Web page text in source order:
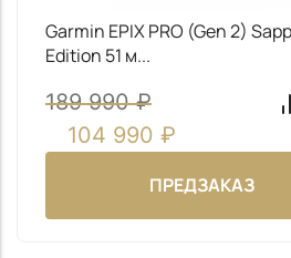
Garmin EPIX PRO (Gen 2)
Edition 51 м...
189 990₽
104 990 ₽
ПРЕДЗАКАЗ
Заказать